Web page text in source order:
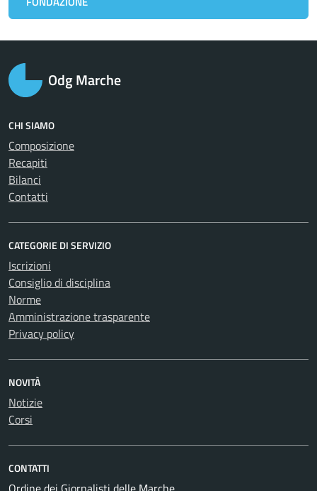
Odg Marche
CHI SIAMO
Composizione
Recapiti
Bilanci
Contatti
CATEGORIE DI SERVIZIO
Iscrizioni
Consiglio di disciplina
Norme
Amministrazione trasparente
Privacy policy
NOVITÀ
Notizie
Corsi
CONTATTI